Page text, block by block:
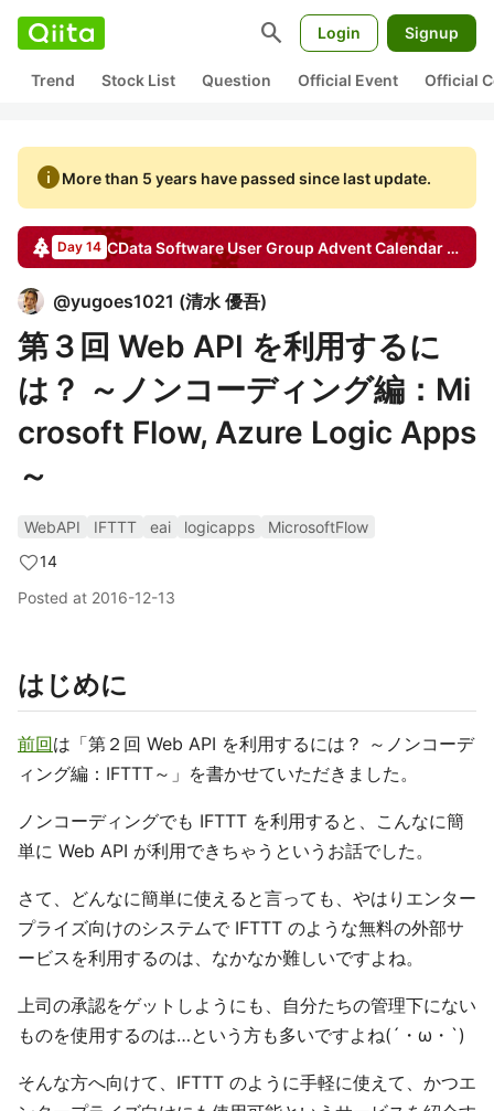
search Login Signup
Trend Stock List Question Official Event Official
infoMore than 5 years have passed since last update.
Day 14 CData Software User Group Advent Calendar 2016
@yugoes1021 (清水 優吾)
第３回 Web API を利用するに
は？ ～ノンコーディング編：Mi
crosoft Flow, Azure Logic Apps
～
WebAPI IFTTT eai logicapps
MicrosoftFlow
14
Posted at 2016-12-13
はじめに
前回は「第２回 Web API を利用するには？ ～ノンコーデ
ィング編：IFTTT～」を書かせていただきました。
ノンコーディングでも IFTTT を利用すると、こんなに簡
単に Web API が利用できちゃうというお話でした。
さて、どんなに簡単に使えると言っても、やはりエンター
プライズ向けのシステムで IFTTT のような無料の外部サ
ービスを利用するのは、なかなか難しいですよね。
上司の承認をゲットしようにも、自分たちの管理下にない
ものを使用するのは…という方も多いですよね(´・ω・`)
そんな方へ向けて、IFTTT のように手軽に使えて、かつエ